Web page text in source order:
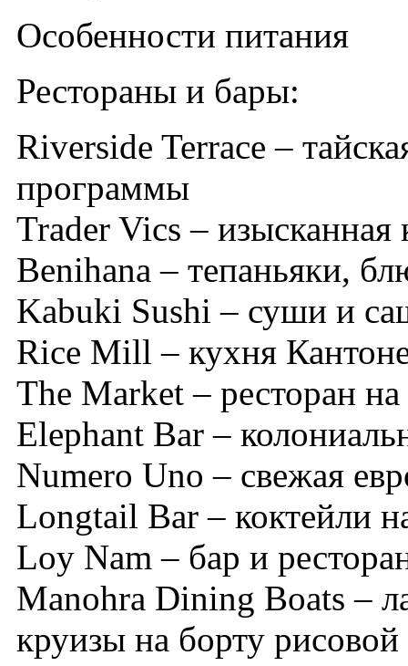
Особенности питания
Рестораны и бары:
Riverside Terrace –
программы
Trader Vics – изысканная
Benihana – тепаньяки,
Kabuki Sushi – суши и
Rice Mill – кухня
The Market – ресторан на
Elephant Bar –
Numero Uno – свежая
Longtail Bar – коктейли
Loy Nam – бар и
Manohra Dining Boats –
круизы на борту